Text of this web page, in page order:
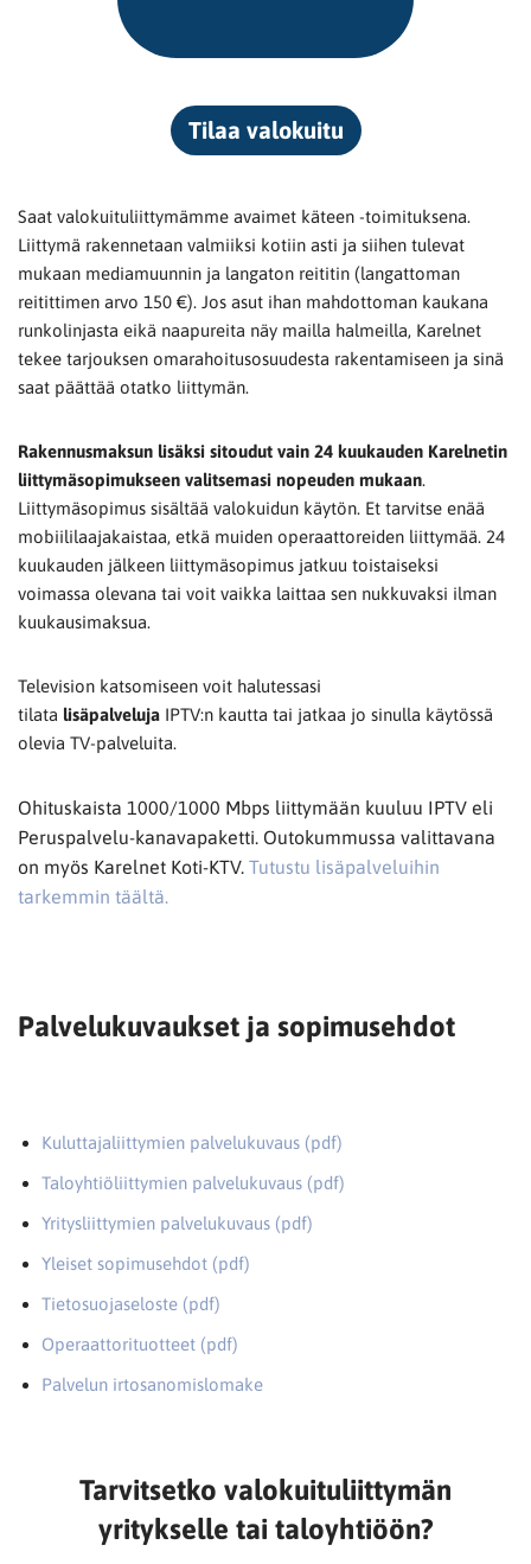
Tilaa valokuitu
Saat valokuituliittymämme avaimet käteen -toimituksena.
Liittymä rakennetaan valmiiksi kotiin asti ja siihen tulevat
mukaan mediamuunnin ja langaton reititin (langattoman
reitittimen arvo 150 €). Jos asut ihan mahdottoman kaukana
runkolinjasta eikä naapureita näy mailla halmeilla, Karelnet
tekee tarjouksen omarahoitusosuudesta rakentamiseen ja sinä
saat päättää otatko liittymän.
Rakennusmaksun lisäksi sitoudut vain 24 kuukauden Karelnetin
liittymäsopimukseen valitsemasi nopeuden mukaan.
Liittymäsopimus sisältää valokuidun käytön. Et tarvitse enää
mobiililaajakaistaa, etkä muiden operaattoreiden liittymää. 24
kuukauden jälkeen liittymäsopimus jatkuu toistaiseksi
voimassa olevana tai voit vaikka laittaa sen nukkuvaksi ilman
kuukausimaksua.
Television katsomiseen voit halutessasi
tilata lisäpalveluja IPTV:n kautta tai jatkaa jo sinulla käytössä
olevia TV-palveluita.
Ohituskaista 1000/1000 Mbps liittymään kuuluu IPTV eli
Peruspalvelu-kanavapaketti. Outokummussa valittavana
on myös Karelnet Koti-KTV. Tutustu lisäpalveluihin
tarkemmin täältä.
Palvelukuvaukset ja sopimusehdot
Kuluttajaliittymien palvelukuvaus (pdf)
Taloyhtiöliittymien palvelukuvaus (pdf)
Yritysliittymien palvelukuvaus (pdf)
Yleiset sopimusehdot (pdf)
Tietosuojaseloste (pdf)
Operaattorituotteet (pdf)
Palvelun irtosanomislomake
Tarvitsetko valokuituliittymän
yritykselle tai taloyhtiöön?